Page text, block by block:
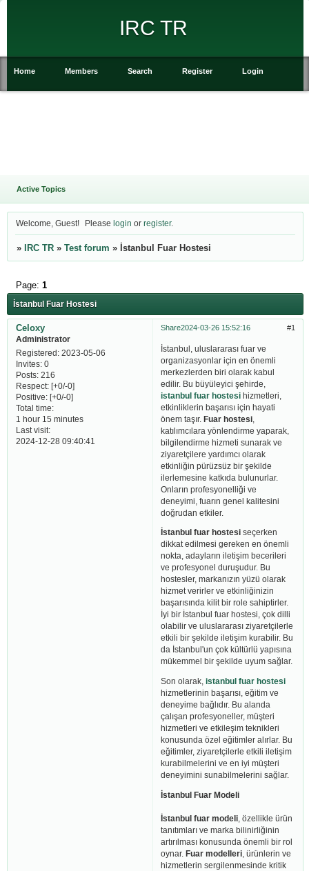
IRC TR
Home Members Search Register Login
Active Topics
Welcome, Guest! Pleaselogin orregister.
» IRC TR » Test forum » İstanbul Fuar Hostesi
İstanbul Fuar Hostesi
Page: 1
Share 1
2024-03-26 15:52:16
Celoxy
Administrator
Registered : 2023-05-06
Invites:0
Posts:216
Respect: [+0/-0]
Positive: [+0/-0]
Total time:
1 hour 15 minutes
Last visit:
2024-12-28 09:40:41
İstanbul, uluslararası fuar ve
organizasyonlar için en önemli
merkezlerden biri olarak kabul
edilir. Bu büyüleyici şehirde,
istanbul fuar hostesi hizmetleri,
etkinliklerin başarısı için hayati
önem taşır.Fuar hostesi
katılımcılara yönlendirme yaparak,
bilgilendirme hizmeti sunarak ve
ziyaretçilere yardımcı olarak
etkinliğin pürüzsüz bir şekilde
ilerlemesine katkıda bulunurlar.
Onların profesyonelliği ve
deneyimi, fuarın genel kalitesini
doğrudan etkiler.
İstanbul fuar hostesi seçerken
dikkat edilmesi gereken en önemli
nokta, adayların iletişim becerileri
ve profesyonel duruşudur. Bu
hostesler, markanızın yüzü olarak
hizmet verirler ve etkinliğinizin
başarısında kilit bir role sahiptirler.
İyi bir İstanbul fuar hostesi, çok dilli
olabilir ve uluslararası ziyaretçilerle
etkili bir şekilde iletişim kurabilir. Bu
da İstanbul'un çok kültürlü yapısına
mükemmel bir şekilde uyum sağlar.
Son olarak,istanbul fuar hostesi
hizmetlerinin başarısı, eğitim ve
deneyime bağlıdır. Bu alanda
çalışan profesyoneller, müşteri
hizmetleri ve etkileşim teknikleri
konusunda özel eğitimler alırlar. Bu
eğitimler, ziyaretçilerle etkili iletişim
kurabilmelerini ve en iyi müşteri
deneyimini sunabilmelerini sağlar.
İstanbul Fuar Modeli
İstanbul fuar modeli , özellikle ürün
tanıtımları ve marka bilinirliğinin
artırılması konusunda önemli bir rol
oynar.Fuar modelleri , ürünlerin ve
hizmetlerin sergilenmesinde kritik